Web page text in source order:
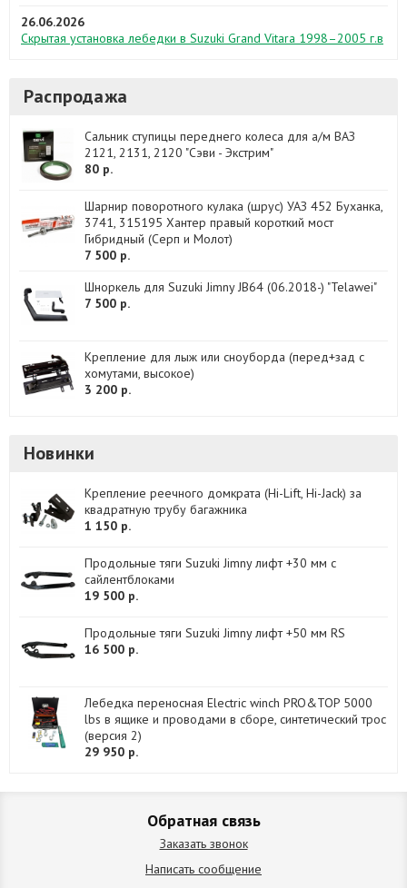
26.06.2026
Скрытая установка лебедки в Suzuki Grand Vitara 1998–2005 г.в
Распродажа
Сальник ступицы переднего колеса для а/м ВАЗ
2121, 2131, 2120 "Сэви - Экстрим"
80 р.
Шарнир поворотного кулака (шрус) УАЗ 452 Буханка,
3741, 315195 Хантер правый короткий мост
Гибридный (Серп и Молот)
7 500 р.
Шноркель для Suzuki Jimny JB64 (06.2018-) "Telawei"
7 500 р.
Крепление для лыж или сноуборда (перед+зад с
хомутами, высокое)
3 200 р.
Новинки
Крепление реечного домкрата (Hi-Lift, Hi-Jack) за
квадратную трубу багажника
1 150 р.
Продольные тяги Suzuki Jimny лифт +30 мм с
сайлентблоками
19 500 р.
Продольные тяги Suzuki Jimny лифт +50 мм RS
16 500 р.
Лебедка переносная Electric winch PRO&TOP 5000
lbs в ящике и проводами в сборе, синтетический трос
(версия 2)
29 950 р.
Обратная связь
Заказать звонок
Написать сообщение